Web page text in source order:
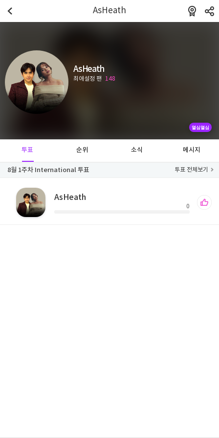
AsHeath
AsHeath
최애설정 팬 148
열심열심
투표 순위 소식 메시지
8월 1주차 International 투표 투표 전체보기
AsHeath
0